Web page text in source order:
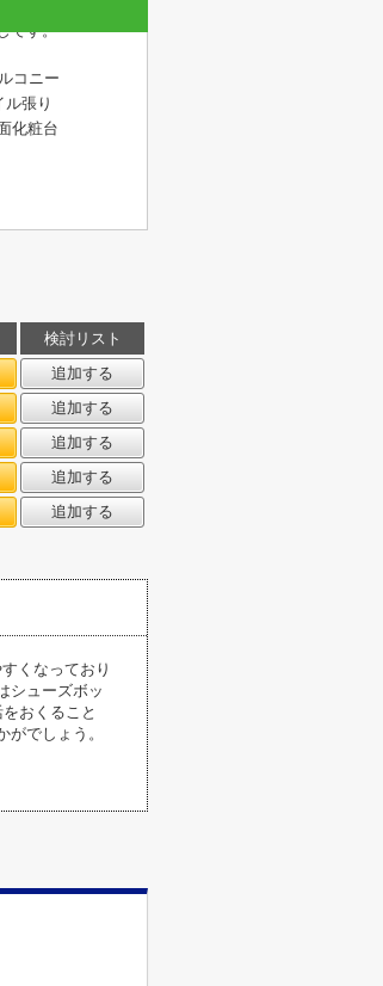
コニー
ル張り
化粧台
検討リスト
追加する
追加する
追加する
追加する
追加する
くなっており
シューズボッ
おくること
でしょう。